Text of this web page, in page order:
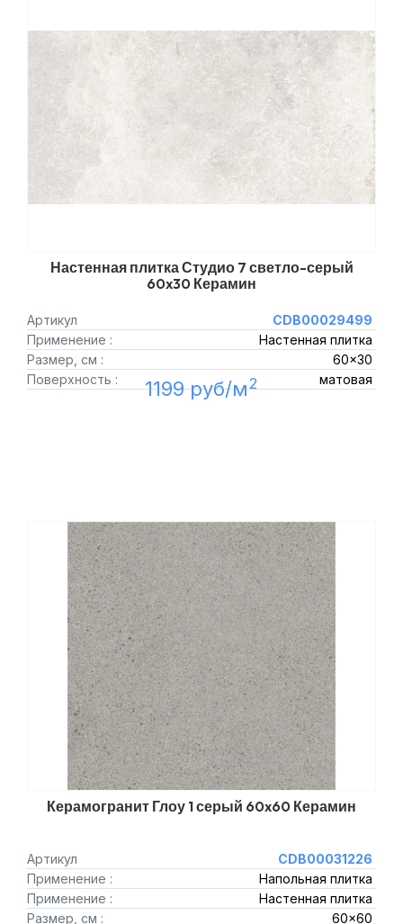
Настенная плитка Студио 7 светло-серый
60x30 Керамин
Артикул
CDB00029499
Применение :
Настенная плитка
Размер, см :
60x30
Поверхность :
матовая
1199 руб/м2
Керамогранит Глоу 1 серый 60x60 Керамин
Артикул
CDB00031226
Применение :
Напольная плитка
Применение :
Настенная плитка
Размер, см :
60x60